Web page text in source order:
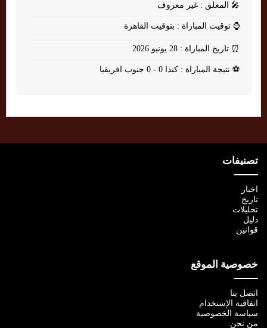
🎤 المعلق : غير معروف
⌚ توقيت المباراة : بتوقيت القاهرة
⏰ تاريخ المباراة : 28 يونيو 2026
⚽ نتيجة المباراة : كندا 0 - 0 جنوب افريقيا
تصنيفات
اخبار
تاريخ
تحليلات
دليل
قوانين
خصوصية الموقع
اتصل بنا
اتفاقية الإستخدام
سياسة الخصوصية
من نحن